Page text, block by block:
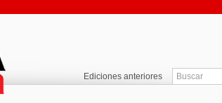
Ediciones anteriores